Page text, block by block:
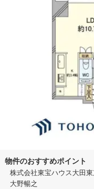
物件のおすすめポイント
株式会社東宝ハウス大田
大野暢之